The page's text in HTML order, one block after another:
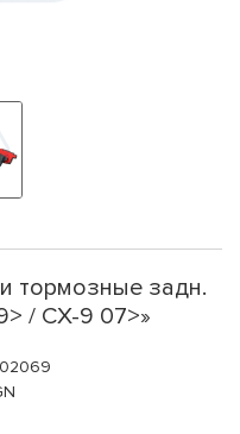
тормозные задн.
/ CX-9 07>»